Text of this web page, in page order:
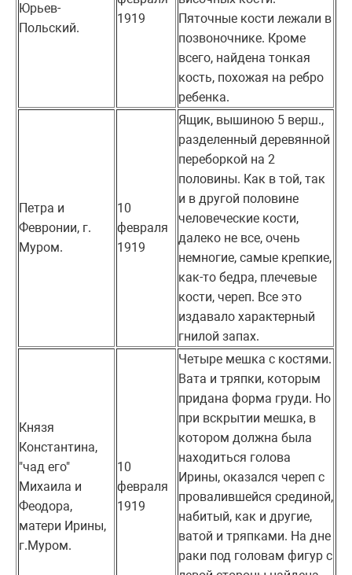
Юрьев-
Польский.
1919
Пяточные кости лежали в
позвоночнике. Кроме
всего, найдена тонкая
кость, похожая на ребро
ребенка.
Петра и
Февронии, г.
Муром.
10
февраля
1919
Ящик, вышиною 5 верш.,
разделенный деревянной
переборкой на 2
половины. Как в той, так
и в другой половине
человеческие кости,
далеко не все, очень
немногие, самые крепкие,
как-то бедра, плечевые
кости, череп. Все это
издавало характерный
гнилой запах.
Князя
Константина,
"чад его"
Михаила и
Феодора,
матери Ирины,
г.Муром.
10
февраля
1919
Четыре мешка с костями.
Вата и тряпки, которым
придана форма груди. Но
при вскрытии мешка, в
котором должна была
находиться голова
Ирины, оказался череп с
провалившейся срединой,
набитый, как и другие,
ватой и тряпками. На дне
раки под головам фигур с